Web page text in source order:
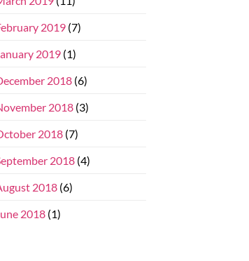
2019(7)
2019(1)
2018(6)
2018(3)
2018(7)
2018(4)
2018(6)
2018(1)